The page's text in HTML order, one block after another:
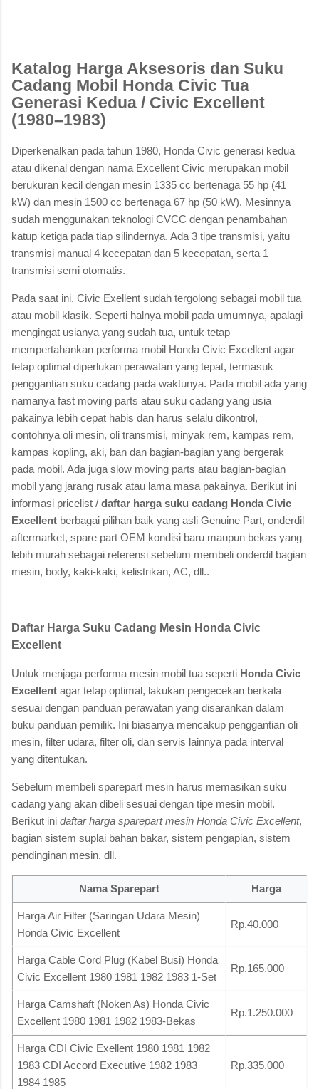
Katalog Harga Aksesoris dan Suku
Cadang Mobil Honda Civic Tua
Generasi Kedua / Civic Excellent
(1980–1983)
Diperkenalkan pada tahun 1980, Honda Civic generasi kedua
atau dikenal dengan nama Excellent Civic merupakan mobil
berukuran kecil dengan mesin 1335 cc bertenaga 55 hp (41
kW) dan mesin 1500 cc bertenaga 67 hp (50 kW). Mesinnya
sudah menggunakan teknologi CVCC dengan penambahan
katup ketiga pada tiap silindernya. Ada 3 tipe transmisi, yaitu
transmisi manual 4 kecepatan dan 5 kecepatan, serta 1
transmisi semi otomatis.
Pada saat ini, Civic Exellent sudah tergolong sebagai mobil tua
atau mobil klasik. Seperti halnya mobil pada umumnya, apalagi
mengingat usianya yang sudah tua, untuk tetap
mempertahankan performa mobil Honda Civic Excellent agar
tetap optimal diperlukan perawatan yang tepat, termasuk
penggantian suku cadang pada waktunya. Pada mobil ada yang
namanya fast moving parts atau suku cadang yang usia
pakainya lebih cepat habis dan harus selalu dikontrol,
contohnya oli mesin, oli transmisi, minyak rem, kampas rem,
kampas kopling, aki, ban dan bagian-bagian yang bergerak
pada mobil. Ada juga slow moving parts atau bagian-bagian
mobil yang jarang rusak atau lama masa pakainya. Berikut ini
informasi pricelist / daftar harga suku cadang Honda Civic
Excellent berbagai pilihan baik yang asli Genuine Part, onderdil
aftermarket, spare part OEM kondisi baru maupun bekas yang
lebih murah sebagai referensi sebelum membeli onderdil bagian
mesin, body, kaki-kaki, kelistrikan, AC, dll..
Daftar Harga Suku Cadang Mesin Honda Civic
Excellent
Untuk menjaga performa mesin mobil tua seperti Honda Civic
Excellent agar tetap optimal, lakukan pengecekan berkala
sesuai dengan panduan perawatan yang disarankan dalam
buku panduan pemilik. Ini biasanya mencakup penggantian oli
mesin, filter udara, filter oli, dan servis lainnya pada interval
yang ditentukan.
Sebelum membeli sparepart mesin harus memasikan suku
cadang yang akan dibeli sesuai dengan tipe mesin mobil.
Berikut ini daftar harga sparepart mesin Honda Civic Excellent,
bagian sistem suplai bahan bakar, sistem pengapian, sistem
pendinginan mesin, dll.
Nama Sparepart Harga
Harga Air Filter (Saringan Udara Mesin)
Honda Civic Excellent
Rp.40.000
Harga Cable Cord Plug (Kabel Busi) Honda
Civic Excellent 1980 1981 1982 1983 1-Set
Rp.165.000
Harga Camshaft (Noken As) Honda Civic
Excellent 1980 1981 1982 1983-Bekas
Rp.1.250.000
Harga CDI Civic Exellent 1980 1981 1982
1983 CDI Accord Executive 1982 1983
1984 1985
Rp.335.000